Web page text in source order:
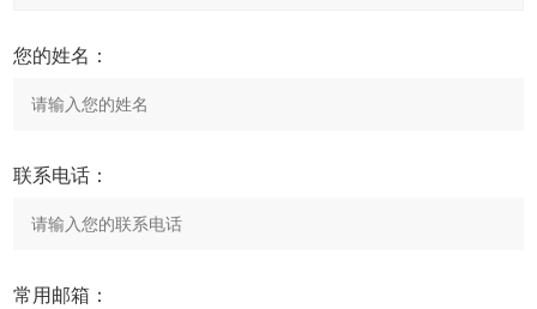
您的姓名：
联系电话：
常用邮箱：